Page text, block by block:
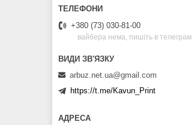
+380 (73) 030-81-00
вайбера нема, пишіть в телеграм
arbuz.net.ua@gmail.com
https://t.me/Kavun_Print